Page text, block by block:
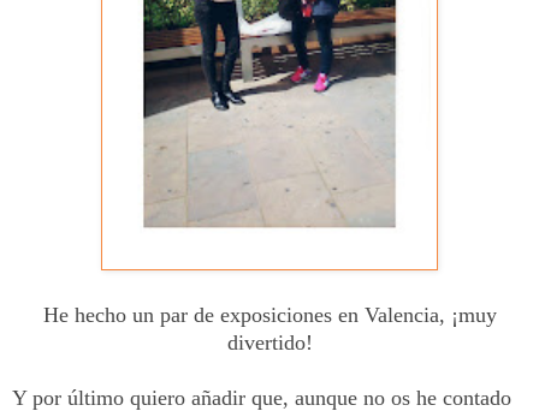
He hecho un par de exposiciones en Valencia, ¡muy
divertido!
Y por último quiero añadir que, aunque no os he contado